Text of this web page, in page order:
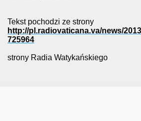
Tekst pochodzi ze strony
http://pl.radiovaticana.va/news/
725964
strony Radia Watykańskiego